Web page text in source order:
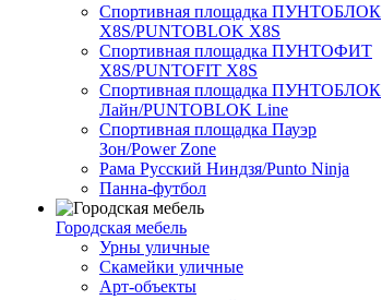
Спортивная площадка ПУНТОБЛОК
X8S/PUNTOBLOK X8S
Спортивная площадка ПУНТОФИТ
X8S/PUNTOFIT X8S
Спортивная площадка ПУНТОБЛОК
Лайн/PUNTOBLOK Line
Спортивная площадка Пауэр
Зон/Power Zone
Рама Русский Ниндзя/Punto Ninja
Панна-футбол
Городская мебель
Урны уличные
Скамейки уличные
Арт-объекты